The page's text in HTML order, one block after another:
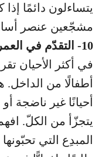
يتساءلون دائمًا إذا
مشجّعين عنصر
10- التقدّم في العمر قد يكون صعبًا
في أكثر الأحيان
أطفالًا من الداخل.
أحيانًا غير ناضجة
يتجزّأ من الكلّ.
المبدِع التي